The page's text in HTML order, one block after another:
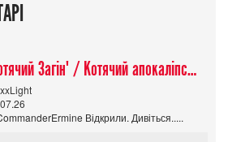
"Котячий Загін" / Котячий апокаліпсис / Cat Shit One
Відкрили. Дивіться.....